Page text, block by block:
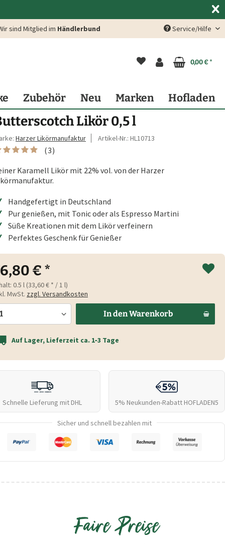
sind Mitglied im Händlerbund Service/Hilfe
0,00 € *
Zubehör Neu Marken Hofladen
Likör 0,5 l
Harzer Likörmanufaktur Artikel-Nr.: HL10713
(3)
Karamell Likör mit 22% vol. von der Harzer
Handgefertigt in Deutschland
Pur genießen, mit Tonic oder als Espresso Martini
Süße Kreationen mit dem Likör verfeinern
Perfektes Geschenk für Genießer
€ *
0.5 l (33,60 € * / 1 l)
MwSt. zzgl. Versandkosten
In denWarenkorb
Auf Lager, Lieferzeit ca. 1‑3 Tage
Schnelle Lieferung mit DHL 5% Neukunden-Rabatt HOFLADEN5
Sicher und schnell bezahlen mit
Faire Preise